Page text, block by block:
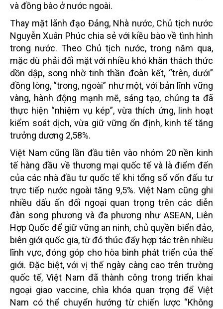
và đồng bào ở nước ngoài.
Thay mặt lãnh đạo Đảng, Nhà nước, Chủ tịch nước
Nguyễn Xuân Phúc chia sẻ với kiều bào về tình hình
trong nước. Theo Chủ tịch nước, trong năm qua,
mặc dù phải đối mặt với nhiều khó khăn thách thức
dồn dập, song nhờ tinh thần đoàn kết, “trên, dưới”
đồng lòng, “trong, ngoài” như một, với bản lĩnh vững
vàng, hành động mạnh mẽ, sáng tạo, chúng ta đã
thực hiện “nhiệm vụ kép”, vừa thích ứng, linh hoạt
kiểm soát dịch, vừa giữ vững ổn định, kinh tế tăng
trưởng dương 2,58%.
Việt Nam cũng lần đầu tiên vào nhóm 20 nền kinh
tế hàng đầu về thương mại quốc tế và là điểm đến
của các nhà đầu tư quốc tế khi tổng số vốn đấu tư
trực tiếp nước ngoài tăng 9,5%. Việt Nam cũng ghi
nhiều dấu ấn đối ngoại quan trọng trên các diễn
đàn song phương và đa phương như ASEAN, Liên
Hợp Quốc để giữ vững an ninh, chủ quyền biển đảo,
biên giới quốc gia, từ đó thúc đẩy hợp tác trên nhiều
lĩnh vực, đóng góp cho hòa bình phát triển của thế
giới. Đặc biệt, với vị thế ngày càng cao trên trường
quốc tế, Việt Nam đã thành công trong triển khai
ngoại giao vaccine, chìa khóa quan trọng để Việt
Nam có thể chuyển hướng từ chiến lược “Không